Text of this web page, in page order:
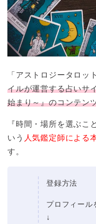
「アストロジータロッ
イルが運営する占いサ
始まり～』のコンテン
『時間・場所を選ぶこ
いう 人気鑑定師による
す。
登録方法
プロフィール
↓